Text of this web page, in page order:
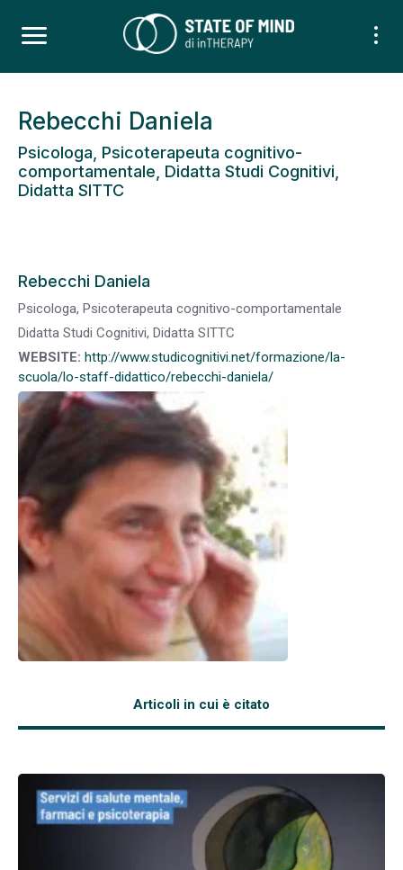
Rebecchi Daniela
Psicologa, Psicoterapeuta cognitivo-
comportamentale, Didatta Studi Cognitivi,
Didatta SITTC
Rebecchi Daniela
Psicologa, Psicoterapeuta cognitivo-comportamentale
Didatta Studi Cognitivi, Didatta SITTC
WEBSITE: http://www.studicognitivi.net/formazione/la-
scuola/lo-staff-didattico/rebecchi-daniela/
Articoli in cui è citato